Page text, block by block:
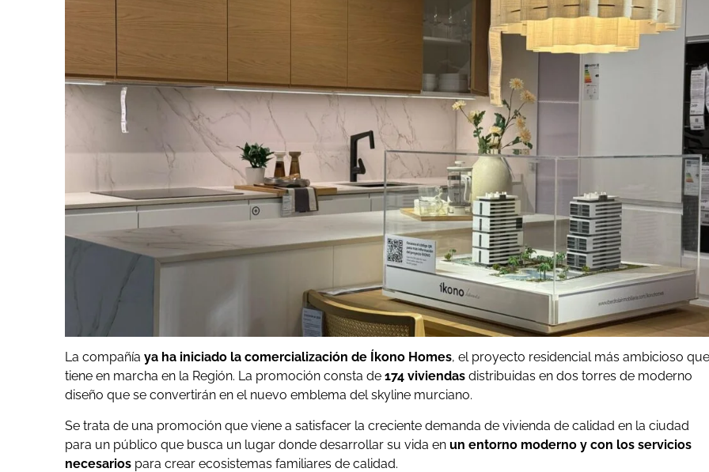
La compañía ya ha iniciado la comercialización de Íkono Homes, el proyecto residencial más ambicioso que
tiene en marcha en la Región. La promoción consta de 174 viviendas distribuidas en dos torres de moderno
diseño que se convertirán en el nuevo emblema del skyline murciano.
Se trata de una promoción que viene a satisfacer la creciente demanda de vivienda de calidad en la ciudad
para un público que busca un lugar donde desarrollar su vida en un entorno moderno y con los servicios
necesarios para crear ecosistemas familiares de calidad.